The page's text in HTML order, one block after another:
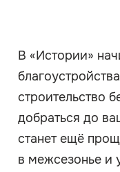
В «Истории»
строительство
добраться до
станет ещё
в межсезонье и